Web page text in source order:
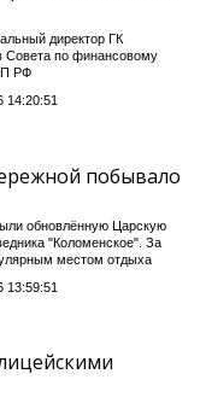
директор ГК
Совета по финансовому
РФ
14:20:51
побывало
обновлённую Царскую
"Коломенское". За
местом отдыха
13:59:51